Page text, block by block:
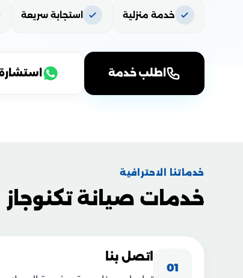
خدمة منزلية استجابة سريعة
اطلب خدمة
خدماتنا الاحترافية
خدمات صيانة تكنوجاز
01
اتصل بنا